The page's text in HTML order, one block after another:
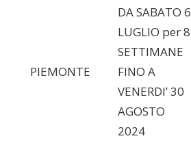
PIEMONTE
DA SABATO 6
LUGLIO per 8
SETTIMANE
FINO A
VENERDI’ 30
AGOSTO
2024